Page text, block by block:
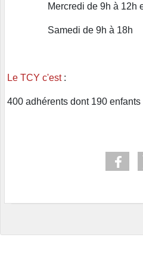
Mercredi de 9h à 12h et
Samedi de 9h à 18h
Le TCY c'est:
400 adhérents dont 190